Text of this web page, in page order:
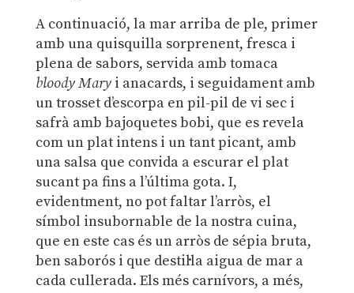
A continuació, la mar arriba de ple, primer
amb una quisquilla sorprenent, fresca i
plena de sabors, servida amb tomaca
bloody Maryi anacards, i seguidament amb
un trosset d’escorpa en pil-pil de vi sec i
safrà amb bajoquetes bobi, que es revela
com un plat intens i un tant picant, amb
una salsa que convida a escurar el plat
sucant pa fins a l’última gota. I,
evidentment, no pot faltar l’arròs, el
símbol insubornable de la nostra cuina,
que en este cas és un arròs de sépia bruta,
ben saborós i que destil·la aigua de mar a
cada cullerada. Els més carnívors, a més,